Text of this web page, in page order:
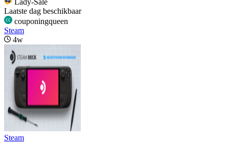
Laatste dag beschikbaar
couponingqueen
Steam
4w
Steam